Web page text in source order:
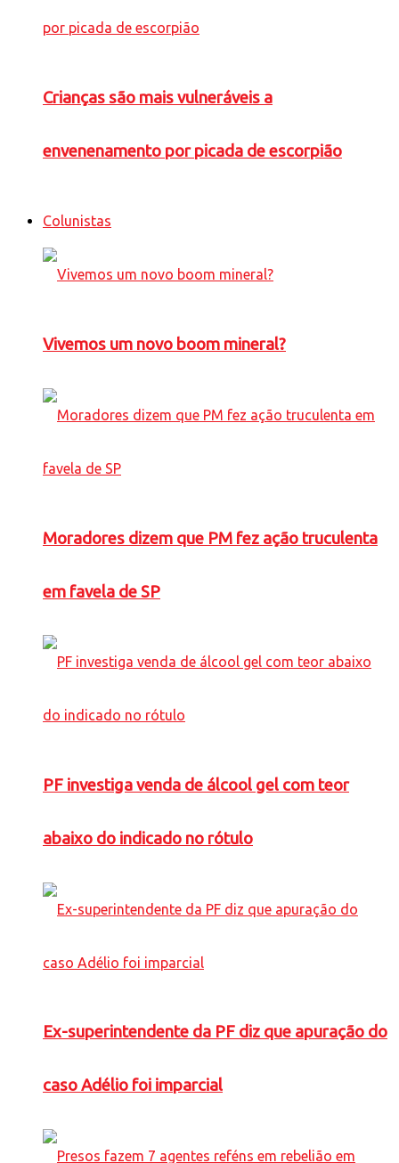
Crianças são mais vulneráveis a
envenenamento por picada de escorpião
Colunistas
Vivemos um novo boom mineral?
Moradores dizem que PM fez ação truculenta
em favela de SP
PF investiga venda de álcool gel com teor
abaixo do indicado no rótulo
Ex-superintendente da PF diz que apuração do
caso Adélio foi imparcial